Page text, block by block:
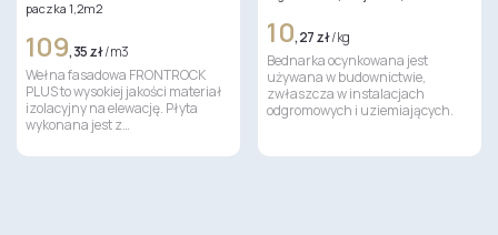
paczka 1,2m2
109,35 zł/ m3
Wełna fasadowa FRONTROCK
PLUS to wysokiej jakości materiał
izolacyjny na elewację. Płyta
wykonana jest z…
10,27 zł/ kg
Bednarka ocynkowana jest
używana w budownictwie,
zwłaszcza w instalacjach
odgromowych i uziemiających.